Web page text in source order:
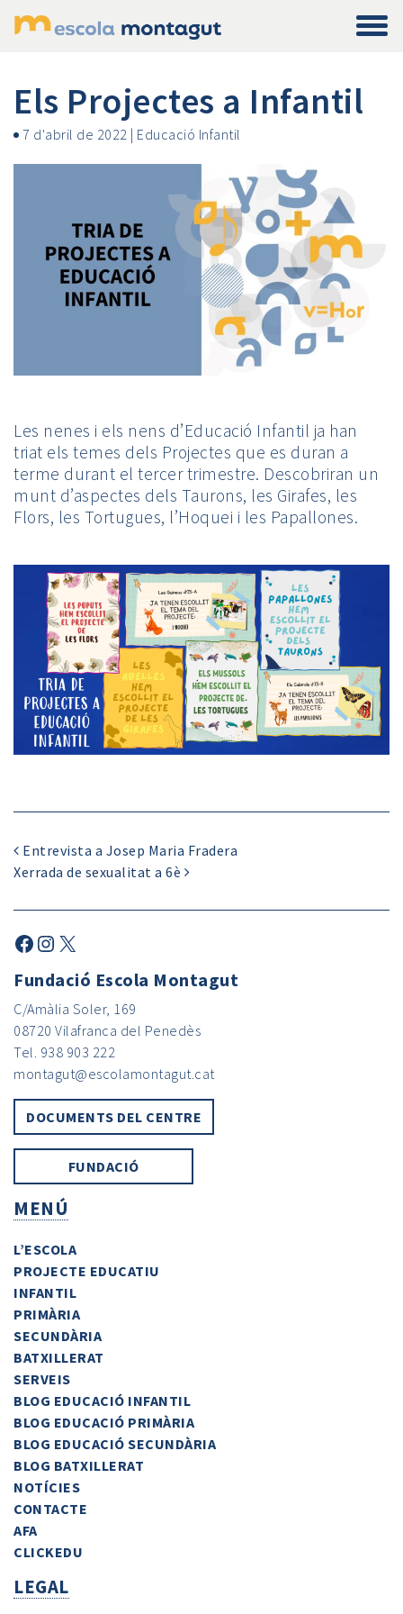
Els Projectes a Infantil
7 d'abril de 2022 | Educació Infantil
Les nenes i els nens d’Educació Infantil ja han
triat els temes dels Projectes que es duran a
terme durant el tercer trimestre. Descobriran un
munt d’aspectes dels Taurons, les Girafes, les
Flors, les Tortugues, l’Hoquei i les Papallones.
Entrevista a Josep Maria Fradera
Xerrada de sexualitat a 6è
Fundació Escola Montagut
C/Amàlia Soler, 169
08720 Vilafranca del Penedès
Tel. 938 903 222
montagut@escolamontagut.cat
DOCUMENTS DEL CENTRE
FUNDACIÓ
MENÚ
L’ESCOLA
PROJECTE EDUCATIU
INFANTIL
PRIMÀRIA
SECUNDÀRIA
BATXILLERAT
SERVEIS
BLOG EDUCACIÓ INFANTIL
BLOG EDUCACIÓ PRIMÀRIA
BLOG EDUCACIÓ SECUNDÀRIA
BLOG BATXILLERAT
NOTÍCIES
CONTACTE
AFA
CLICKEDU
LEGAL